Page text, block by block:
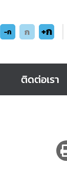
-ก ก +ก
ติดต่อเรา